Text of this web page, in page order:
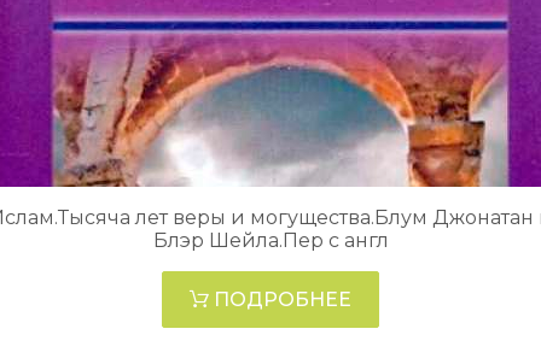
лет веры и могущества.Блум Джонатан
Блэр Шейла.Пер с англ
ПОДРОБНЕЕ